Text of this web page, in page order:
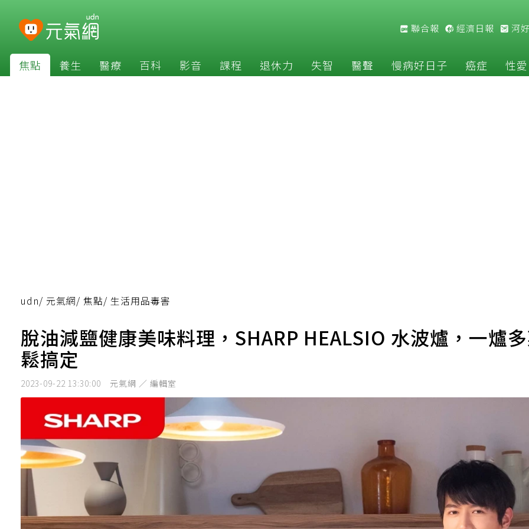
聯合報 經濟日報 河
焦點 養生 醫療 百科 影音 課程 退休力 失智 醫聲 慢病好日子 癌症 性愛
udn/ 元氣網/ 焦點/ 生活用品毒害
脫油減鹽健康美味料理，SHARP HEALSIO 水波爐，一爐
鬆搞定
2023-09-22 13:30:00 元氣網 ／ 編輯室